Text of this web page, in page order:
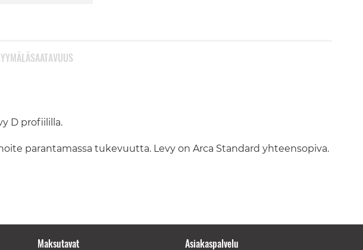
D profiililla.
parantamassa tukevuutta. Levy on Arca Standard yhteensopiva.
Maksutavat Asiakaspalvelu